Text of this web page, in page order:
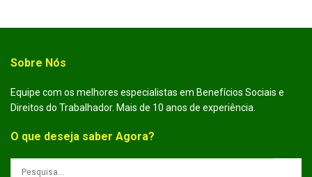
Sobre Nós
Equipe com os melhores especialistas em Benefícios Sociais e
Direitos do Trabalhador. Mais de 10 anos de experiência.
O que deseja saber Agora?